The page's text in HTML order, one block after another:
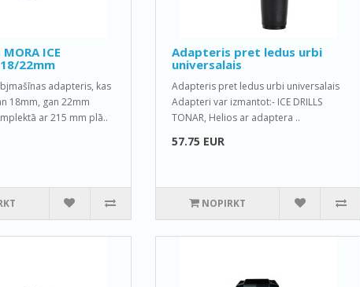
ICE
22mm
adapteris, kas
18mm, gan 22mm
ar 215 mm plā..
Adapteris pret ledus urbi
universalais
Adapteris pret ledus urbi universalais
Adapteri var izmantot:- ICE DRILLS
TONAR, Helios ar adaptera ..
57.75 EUR
NOPIRKT